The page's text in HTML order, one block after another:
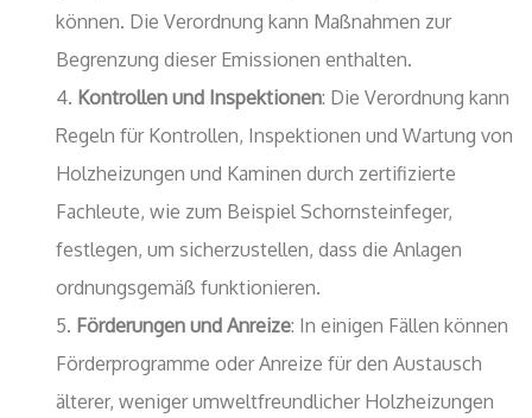
können. Die Verordnung kann Maßnahmen zur
Begrenzung dieser Emissionen enthalten.
Kontrollen und Inspektionen: Die Verordnung kann
Regeln für Kontrollen, Inspektionen und Wartung von
Holzheizungen und Kaminen durch zertifizierte
Fachleute, wie zum Beispiel Schornsteinfeger,
festlegen, um sicherzustellen, dass die Anlagen
ordnungsgemäß funktionieren.
Förderungen und Anreize: In einigen Fällen können
Förderprogramme oder Anreize für den Austausch
älterer, weniger umweltfreundlicher Holzheizungen